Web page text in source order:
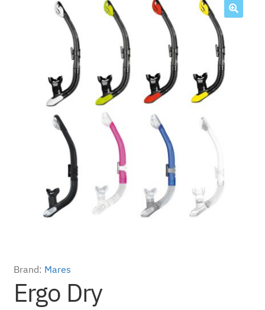
Brand: Mares
Ergo Dry